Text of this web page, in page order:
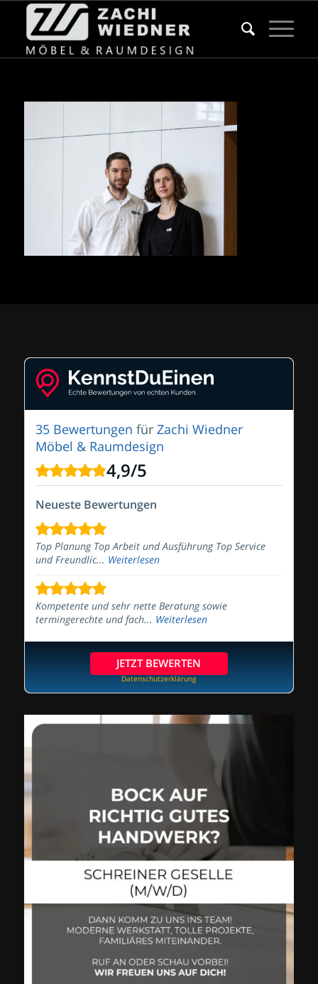
35 Bewertungen für Zachi Wiedner
Möbel & Raumdesign
4,9/5
Neueste Bewertungen
Top Planung Top Arbeit und Ausführung Top Service
und Freundlic... Weiterlesen
Kompetente und sehr nette Beratung sowie
termingerechte und fach... Weiterlesen
JETZT BEWERTEN
Datenschutzerklärung